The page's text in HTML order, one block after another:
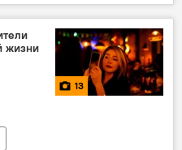
жизни
13